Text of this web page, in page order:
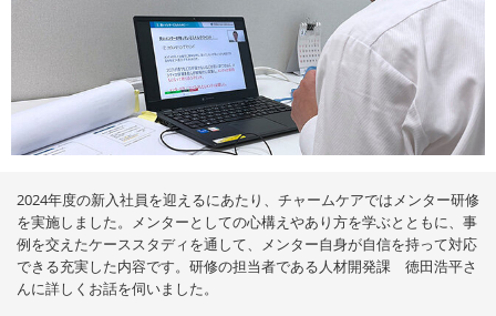
報
メ
デ
ィ
ア
2024年度の新入社員を迎えるにあたり、チャームケアではメンター研修
を実施しました。メンターとしての心構えやあり方を学ぶとともに、事
例を交えたケーススタディを通して、メンター自身が自信を持って対応
できる充実した内容です。研修の担当者である人材開発課 徳田浩平さ
んに詳しくお話を伺いました。